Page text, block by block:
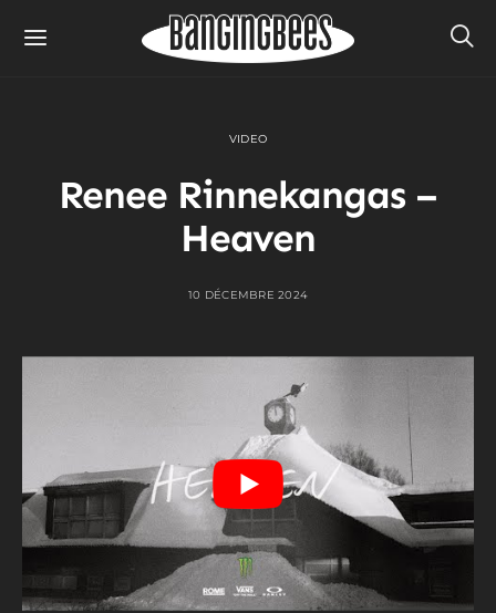
VIDEO
Renee Rinnekangas –
Heaven
10 DÉCEMBRE 2024